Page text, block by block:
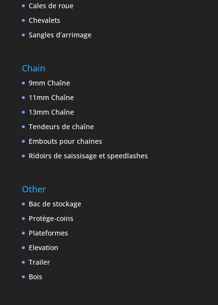
Cales de roue
Chevalets
Sangles d’arrimage
Chain
9mm Chaîne
11mm Chaîne
13mm Chaîne
Tendeurs de chaîne
Embouts pour chaines
Ridoirs de saissisage et speedlashes
Other
Bac de stockage
Protège-coins
Plateformes
Elevation
Trailer
Bois